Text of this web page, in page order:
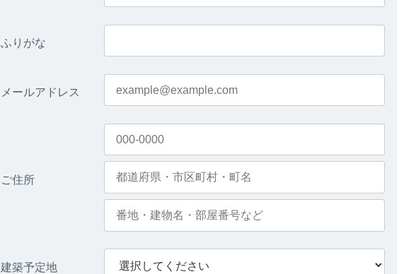
ふりがな
メールアドレス
ご住所
建築予定地